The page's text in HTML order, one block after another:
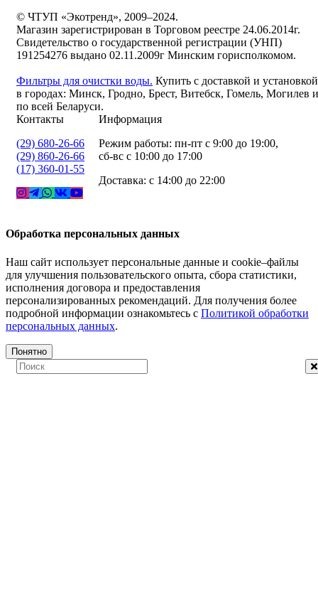
© ЧТУП «Экотренд», 2009–2024.
Магазин зарегистрирован в Торговом реестре 24.06.2014г.
Свидетельство о государственной регистрации (УНП)
191254276 выдано 02.11.2009г Минским горисполкомом.
Фильтры для очистки воды. Купить с доставкой и установкой
в городах: Минск, Гродно, Брест, Витебск, Гомель, Могилев и
по всей Беларуси.
Контакты
(29) 680-26-66
(29) 860-26-66
(17) 360-01-55
Информация
Режим работы: пн-пт с 9:00 до 19:00,
сб-вс с 10:00 до 17:00
Доставка: с 14:00 до 22:00
Обработка персональных данных
Наш сайт использует персональные данные и cookie–файлы
для улучшения пользовательского опыта, сбора статистики,
исполнения договора и предоставления
персонализированных рекомендаций. Для получения более
подробной информации ознакомьтесь с Политикой обработки
персональных данных.
Понятно